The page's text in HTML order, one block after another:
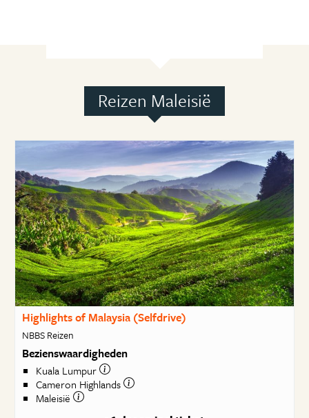
Reizen Maleisië
Highlights of Malaysia (Selfdrive)
NBBS Reizen
Bezienswaardigheden
Kuala Lumpur
Cameron Highlands
Maleisië